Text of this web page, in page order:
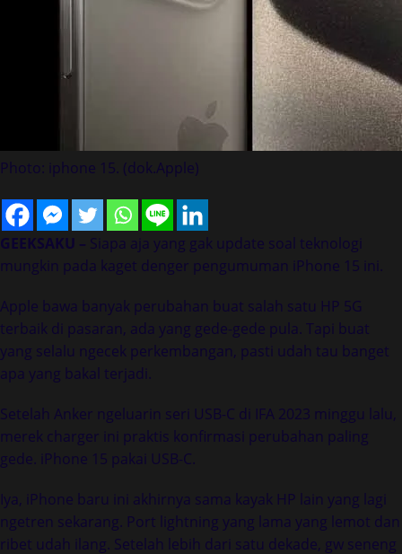
Photo: iphone 15. (dok.Apple)
GEEKSAKU – Siapa aja yang gak update soal teknologi
mungkin pada kaget denger pengumuman iPhone 15 ini.
Apple bawa banyak perubahan buat salah satu HP 5G
terbaik di pasaran, ada yang gede-gede pula. Tapi buat
yang selalu ngecek perkembangan, pasti udah tau banget
apa yang bakal terjadi.
Setelah Anker ngeluarin seri USB-C di IFA 2023 minggu lalu,
merek charger ini praktis konfirmasi perubahan paling
gede. iPhone 15 pakai USB-C.
Iya, iPhone baru ini akhirnya sama kayak HP lain yang lagi
ngetren sekarang. Port lightning yang lama yang lemot dan
ribet udah ilang. Setelah lebih dari satu dekade, gw seneng